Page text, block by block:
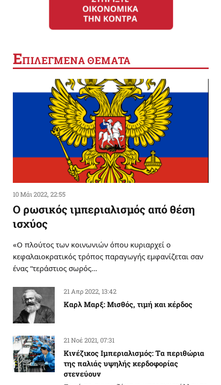
ΕΠΙΛΕΓΜΕΝΑ ΘΕΜΑΤΑ
10 Μάι 2022, 22:55
Ο ρωσικός ιμπεριαλισμός από θέση
ισχύος
«Ο πλούτος των κοινωνιών όπου κυριαρχεί ο
κεφαλαιοκρατικός τρόπος παραγωγής εμφανίζεται σαν
ένας “τεράστιος σωρός…
21 Απρ 2022, 13:42
Καρλ Μαρξ: Μισθός, τιμή και κέρδος
21 Νοέ 2021, 07:31
Κινέζικος Ιμπεριαλισμός: Tα περιθώρια
της παλιάς υψηλής κερδοφορίας
στενεύουν